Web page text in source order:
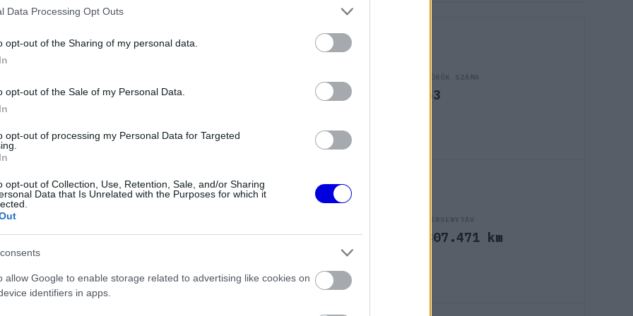
Data Processing Opt Outs
opt-out of the Sharing of my personal data.
opt-out of the Sale of my Personal Data.
opt-out of processing my Personal Data for Targeted
opt-out of Collection, Use, Retention, Sale, and/or Sharing
Data that Is Unrelated with the Purposes for which it
allow Google to enable storage related to advertising like cookies on
identifiers in apps.
pedig az adja, hogy a
nyolcast formáz és a nyomvonal
egyik kedvence, mert kialakításának és a
KÖRÖK SZÁMA
53
5.807 km
VERSENYTÁV
307.471 km